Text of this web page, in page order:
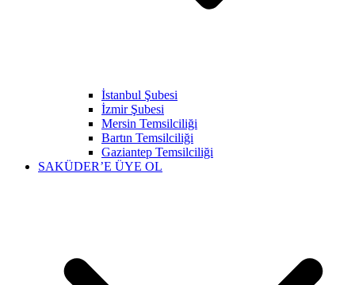
İstanbul Şubesi
İzmir Şubesi
Mersin Temsilciliği
Bartın Temsilciliği
Gaziantep Temsilciliği
SAKÜDER’E ÜYE OL